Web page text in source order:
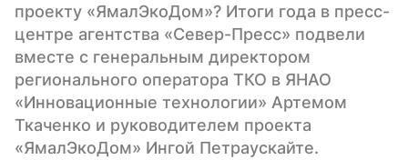
проекту «ЯмалЭкоДом»? Итоги года в пресс-
центре агентства «Север-Пресс» подвели
вместе с генеральным директором
регионального оператора ТКО в ЯНАО
«Инновационные технологии» Артемом
Ткаченко и руководителем проекта
«ЯмалЭкоДом» Ингой Петраускайте.